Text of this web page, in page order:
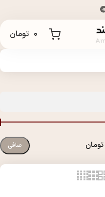
۰ تومان
صافی